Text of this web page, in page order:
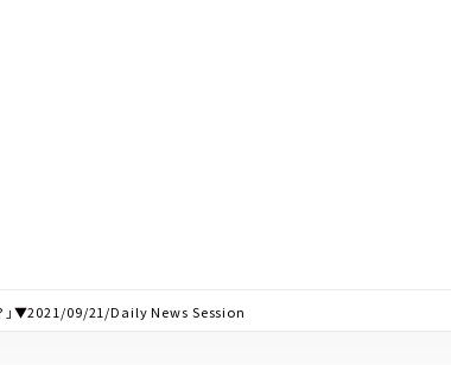
？」▼2021/09/21/Daily News Session